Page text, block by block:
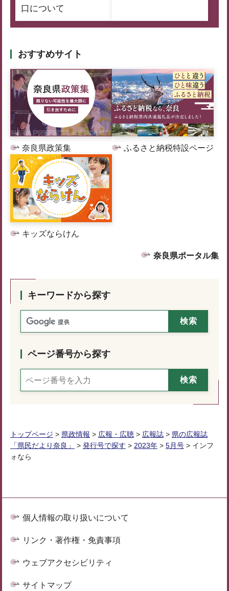
口について
おすすめサイト
奈良県政策集 ふるさと納税特設ページ
キッズならけん
奈良県ポータル集
キーワードから探す
ページ番号から探す
トップページ > 県政情報 > 広報・広聴 > 広報誌 > 県の広報誌
「県民だより奈良」
> 発行号で探す > 2023年 > 5月号 > インフ
ォなら
個人情報の取り扱いについて
リンク・著作権・免責事項
ウェブアクセシビリティ
サイトマップ